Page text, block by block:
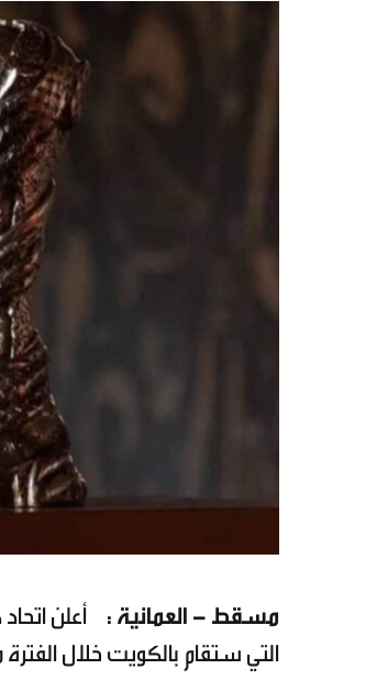
مسقط - العمانية :
التي ستقام بالكويت خلال الفترة من 21 ديسمبر حتى 3 يناير